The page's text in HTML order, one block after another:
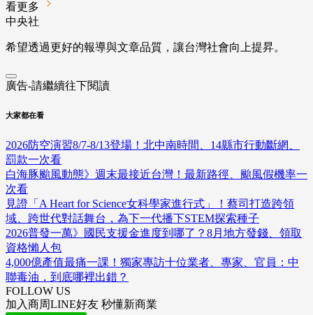
看更多
中央社
希望透過更好的報導與文章品質，讓台灣社會向上提昇。
廣告-請繼續往下閱讀
大家都在看
2026防空演習8/7-8/13登場！北中南時間、14縣市行動斷網、
罰款一次看
白海豚颱風動態》週末最接近台灣！最新路徑、颱風假機率一
次看
見證「A Heart for Science女科學家進行式」！蔡司打造跨領
域、跨世代對話舞台，為下一代播下STEM探索種子
2026普發一萬》國民支援金進度到哪了？8月地方發錢、領取
資格懶人包
4,000億產值最痛一課！獨家專訪十位業者、專家、官員：中
聯毒油，到底哪裡出錯？
FOLLOW US
加入商周LINE好友 秒懂新商業